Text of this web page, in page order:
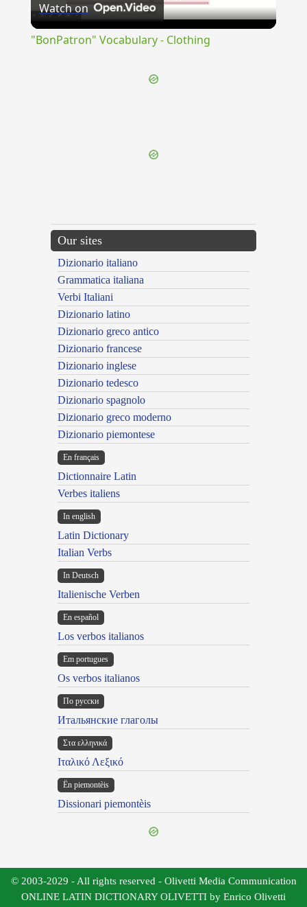
Video
Watch on
"BonPatron" Vocabulary - Clothing
Our sites
Dizionario italiano
Grammatica italiana
Verbi Italiani
Dizionario latino
Dizionario greco antico
Dizionario francese
Dizionario inglese
Dizionario tedesco
Dizionario spagnolo
Dizionario greco moderno
Dizionario piemontese
En français
Dictionnaire Latin
Verbes italiens
In english
Latin Dictionary
Italian Verbs
In Deutsch
Italienische Verben
En español
Los verbos italianos
Em portugues
Os verbos italianos
По русски
Итальянские глаголы
Στα ελληνικά
Ιταλικό Λεξικό
Ën piemontèis
Dissionari piemontèis
© 2003-2029 - All rights reserved - Olivetti Media Communication
ONLINE LATIN DICTIONARY OLIVETTI by Enrico Olivetti